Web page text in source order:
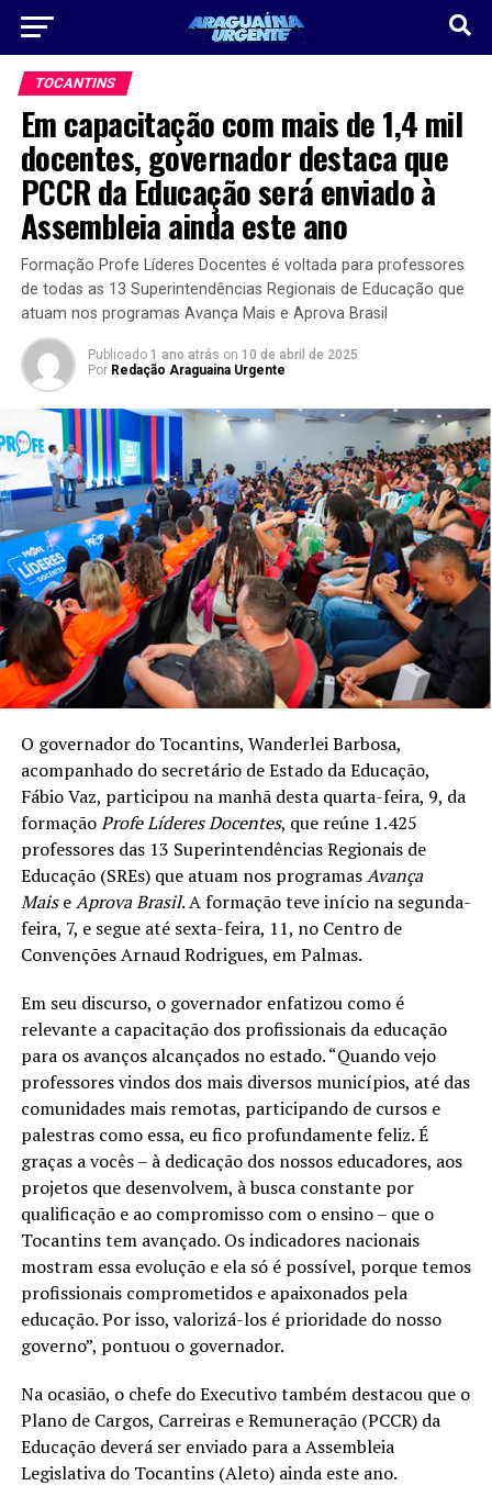
TOCANTINS
Em capacitação com mais de 1,4 mil
docentes, governador destaca que
PCCR da Educação será enviado à
Assembleia ainda este ano
Formação Profe Líderes Docentes é voltada para professores
de todas as 13 Superintendências Regionais de Educação que
atuam nos programas Avança Mais e Aprova Brasil
Publicado 1 ano atrás on 10 de abril de 2025
Por Redação Araguaina Urgente
O governador do Tocantins, Wanderlei Barbosa,
acompanhado do secretário de Estado da Educação,
Fábio Vaz, participou na manhã desta quarta-feira, 9, da
formaçãoProfe Líderes Docentes, que reúne 1.425
professores das 13 Superintendências Regionais de
Educação (SREs) que atuam nos programasAvança
MaiseAprova Brasil. A formação teve início na segunda-
feira, 7, e segue até sexta-feira, 11, no Centro de
Convenções Arnaud Rodrigues, em Palmas.
Em seu discurso, o governador enfatizou como é
relevante a capacitação dos profissionais da educação
para os avanços alcançados no estado. “Quando vejo
professores vindos dos mais diversos municípios, até das
comunidades mais remotas, participando de cursos e
palestras como essa, eu fico profundamente feliz. É
graças a vocês – à dedicação dos nossos educadores, aos
projetos que desenvolvem, à busca constante por
qualificação e ao compromisso com o ensino – que o
Tocantins tem avançado. Os indicadores nacionais
mostram essa evolução e ela só é possível, porque temos
profissionais comprometidos e apaixonados pela
educação. Por isso, valorizá-los é prioridade do nosso
governo”, pontuou o governador.
Na ocasião, o chefe do Executivo também destacou que o
Plano de Cargos, Carreiras e Remuneração (PCCR) da
Educação deverá ser enviado para a Assembleia
Legislativa do Tocantins (Aleto) ainda este ano.